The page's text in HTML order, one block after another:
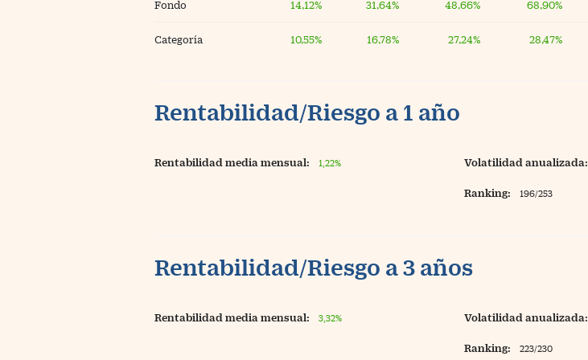
Fondo 14,12% 31,64% 48,66% 68,90%
Categoría 10,55% 16,78% 27,24% 28,47%
Rentabilidad/Riesgo a 1 año
Rentabilidad media mensual: 1,22% Volatilidad anualizada:
Ranking: 196/253
Rentabilidad/Riesgo a 3 años
Rentabilidad media mensual: 3,32% Volatilidad anualizada:
Ranking: 223/230